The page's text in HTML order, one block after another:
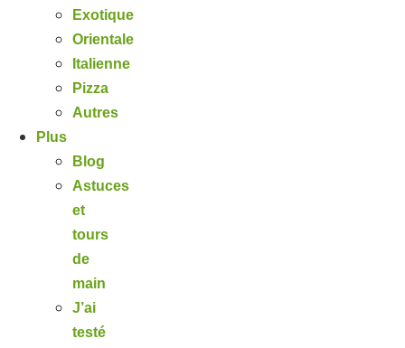
Exotique
Orientale
Italienne
Pizza
Autres
Plus
Blog
Astuces
et
tours
de
main
J’ai
testé